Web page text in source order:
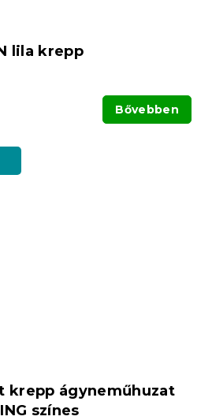
lila krepp
Bővebben
krepp ágyneműhuzat
színes